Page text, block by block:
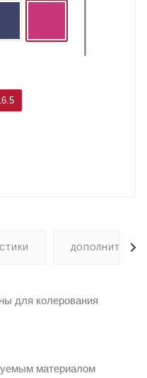
для колерования
материалом